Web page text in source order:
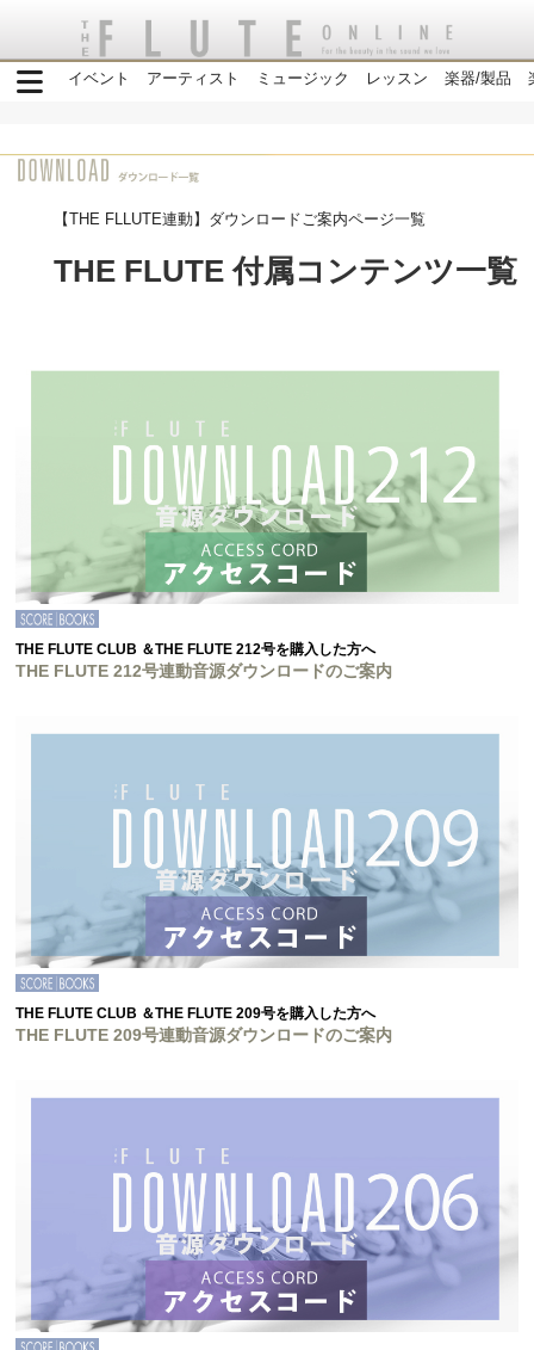
イベント アーティスト ミュージック レッスン 楽器/製品
【THE FLLUTE連動】ダウンロードご案内ページ一覧
THE FLUTE 付属コンテンツ一覧
THE FLUTE CLUB ＆THE FLUTE 212号を購入した方へ
THE FLUTE 212号連動音源ダウンロードのご案内
THE FLUTE CLUB ＆THE FLUTE 209号を購入した方へ
THE FLUTE 209号連動音源ダウンロードのご案内